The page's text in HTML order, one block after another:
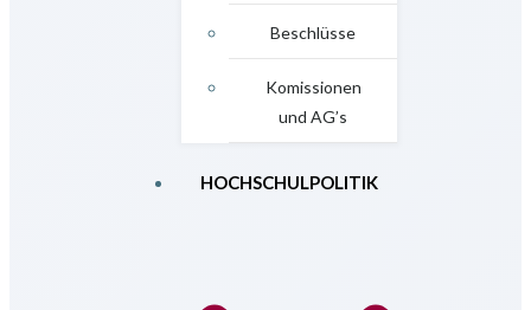
Beschlüsse
Komissionen
und AG’s
HOCHSCHULPOLITIK